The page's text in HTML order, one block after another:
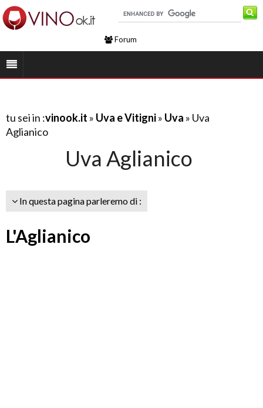
Forum
tu sei in :vinook.it » Uva e Vitigni» Uva » Uva
Aglianico
Uva Aglianico
In questa pagina parleremo di :
L'Aglianico